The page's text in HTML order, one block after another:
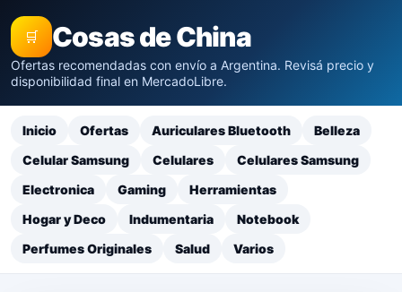
🛒 Cosas de China
Ofertas recomendadas con envío a Argentina. Revisá precio y
disponibilidad final en MercadoLibre.
Inicio Ofertas Auriculares Bluetooth
Belleza
Celular Samsung
Celulares
Celulares Samsung
Electronica
Gaming
Herramientas
Hogar y Deco
Indumentaria
Notebook
Perfumes Originales
Salud Varios